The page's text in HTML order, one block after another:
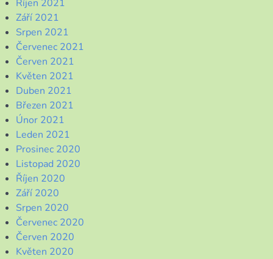
Říjen 2021
Září 2021
Srpen 2021
Červenec 2021
Červen 2021
Květen 2021
Duben 2021
Březen 2021
Únor 2021
Leden 2021
Prosinec 2020
Listopad 2020
Říjen 2020
Září 2020
Srpen 2020
Červenec 2020
Červen 2020
Květen 2020